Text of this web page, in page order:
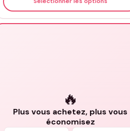
🔥
Plus vous achetez, plus vous
économisez